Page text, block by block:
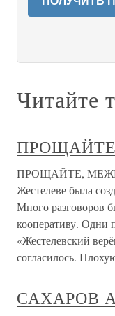
Читайте
ПРОЩАЙТЕ, МЕЖИ!
Жестелеве была
Много разговоров
кооперативу. Одни
«Жестелевский
согласилось.
САХАРОВ